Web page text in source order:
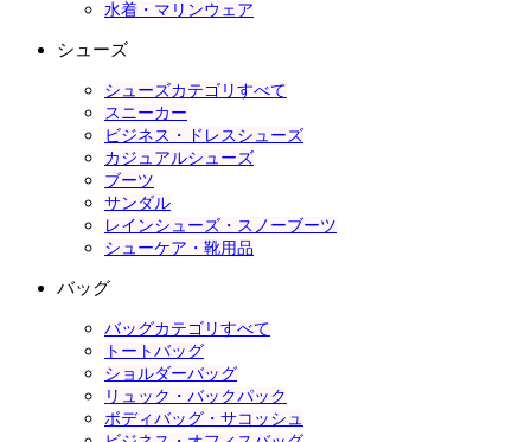
水着・マリンウェア
シューズ
シューズカテゴリすべて
スニーカー
ビジネス・ドレスシューズ
カジュアルシューズ
ブーツ
サンダル
レインシューズ・スノーブーツ
シューケア・靴用品
バッグ
バッグカテゴリすべて
トートバッグ
ショルダーバッグ
リュック・バックパック
ボディバッグ・サコッシュ